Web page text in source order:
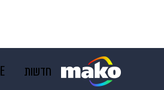
חדשות